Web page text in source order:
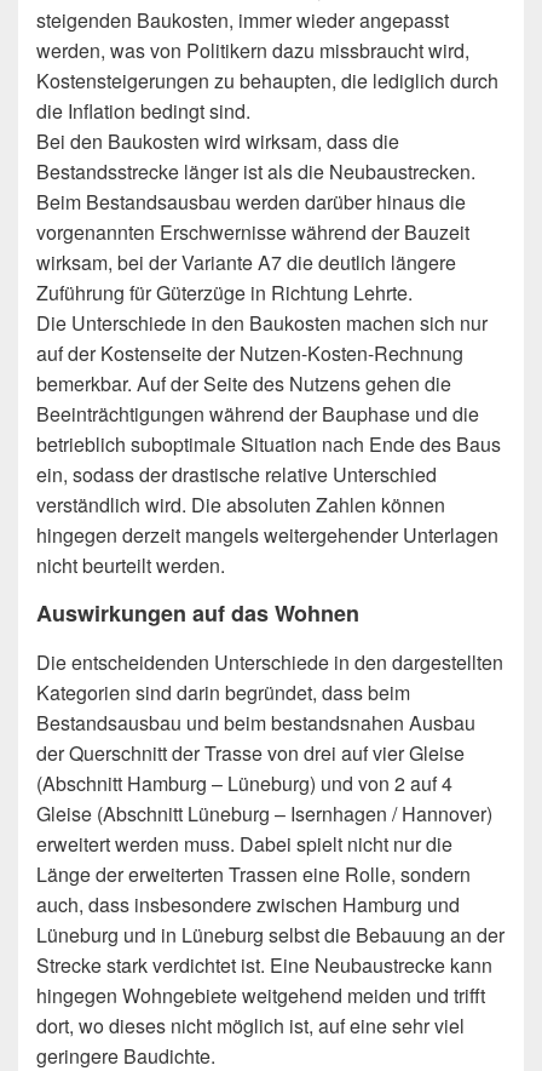
steigenden Baukosten, immer wieder angepasst
werden, was von Politikern dazu missbraucht wird,
Kostensteigerungen zu behaupten, die lediglich durch
die Inflation bedingt sind.
Bei den Baukosten wird wirksam, dass die
Bestandsstrecke länger ist als die Neubaustrecken.
Beim Bestandsausbau werden darüber hinaus die
vorgenannten Erschwernisse während der Bauzeit
wirksam, bei der Variante A7 die deutlich längere
Zuführung für Güterzüge in Richtung Lehrte.
Die Unterschiede in den Baukosten machen sich nur
auf der Kostenseite der Nutzen-Kosten-Rechnung
bemerkbar. Auf der Seite des Nutzens gehen die
Beeinträchtigungen während der Bauphase und die
betrieblich suboptimale Situation nach Ende des Baus
ein, sodass der drastische relative Unterschied
verständlich wird. Die absoluten Zahlen können
hingegen derzeit mangels weitergehender Unterlagen
nicht beurteilt werden.
Auswirkungen auf das Wohnen
Die entscheidenden Unterschiede in den dargestellten
Kategorien sind darin begründet, dass beim
Bestandsausbau und beim bestandsnahen Ausbau
der Querschnitt der Trasse von drei auf vier Gleise
(Abschnitt Hamburg – Lüneburg) und von 2 auf 4
Gleise (Abschnitt Lüneburg – Isernhagen / Hannover)
erweitert werden muss. Dabei spielt nicht nur die
Länge der erweiterten Trassen eine Rolle, sondern
auch, dass insbesondere zwischen Hamburg und
Lüneburg und in Lüneburg selbst die Bebauung an der
Strecke stark verdichtet ist. Eine Neubaustrecke kann
hingegen Wohngebiete weitgehend meiden und trifft
dort, wo dieses nicht möglich ist, auf eine sehr viel
geringere Baudichte.